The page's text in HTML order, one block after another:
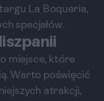
La Boqueria,
specjałów.
miejsce, które
Warto poświęcić
atrakcji,